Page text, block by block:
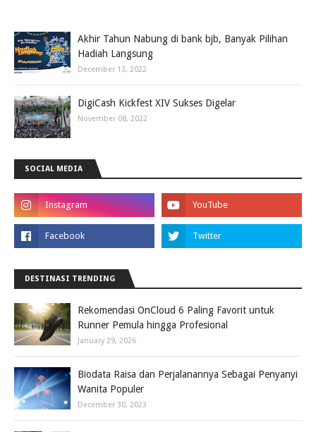
Akhir Tahun Nabung di bank bjb, Banyak Pilihan
Hadiah Langsung
December 13, 2022
DigiCash Kickfest XIV Sukses Digelar
November 08, 2022
SOCIAL MEDIA
DESTINASI TRENDING
Rekomendasi OnCloud 6 Paling Favorit untuk
Runner Pemula hingga Profesional
January 29, 2026
Biodata Raisa dan Perjalanannya Sebagai Penyanyi
Wanita Populer
December 30, 2023